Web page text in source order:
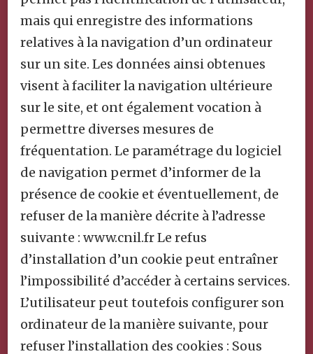
mais qui enregistre des informations
relatives à la navigation d’un ordinateur
sur un site. Les données ainsi obtenues
visent à faciliter la navigation ultérieure
sur le site, et ont également vocation à
permettre diverses mesures de
fréquentation. Le paramétrage du logiciel
de navigation permet d’informer de la
présence de cookie et éventuellement, de
refuser de la manière décrite à l’adresse
suivante : www.cnil.fr Le refus
d’installation d’un cookie peut entraîner
l’impossibilité d’accéder à certains services.
L’utilisateur peut toutefois configurer son
ordinateur de la manière suivante, pour
refuser l’installation des cookies : Sous